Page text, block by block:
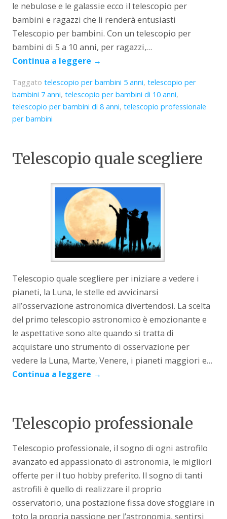
le nebulose e le galassie ecco il telescopio per
bambini e ragazzi che li renderà entusiasti
Telescopio per bambini. Con un telescopio per
bambini di 5 a 10 anni, per ragazzi,…
Continua a leggere →
Taggatotelescopio per bambini 5 anni,telescopio per
bambini 7 anni,telescopio per bambini di 10 anni,
telescopio per bambini di 8 anni,telescopio professionale
per bambini
Telescopio quale scegliere
Telescopio quale scegliere per iniziare a vedere i
pianeti, la Luna, le stelle ed avvicinarsi
all’osservazione astronomica divertendosi. La scelta
del primo telescopio astronomico è emozionante e
le aspettative sono alte quando si tratta di
acquistare uno strumento di osservazione per
vedere la Luna, Marte, Venere, i pianeti maggiori e…
Continua a leggere →
Telescopio professionale
Telescopio professionale, il sogno di ogni astrofilo
avanzato ed appassionato di astronomia, le migliori
offerte per il tuo hobby preferito. Il sogno di tanti
astrofili è quello di realizzare il proprio
osservatorio, una postazione fissa dove sfoggiare in
toto la propria passione per l’astronomia, sentirsi